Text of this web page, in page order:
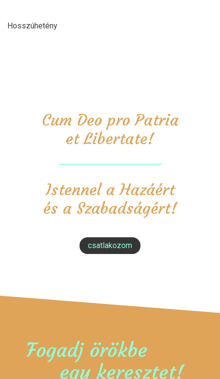
Hosszúhetény
Cum Deo pro Patria
et Libertate!
Istennel a Hazáért
és a Szabadságért!
csatlakozom
Fogadj örökbe
egy keresztet!